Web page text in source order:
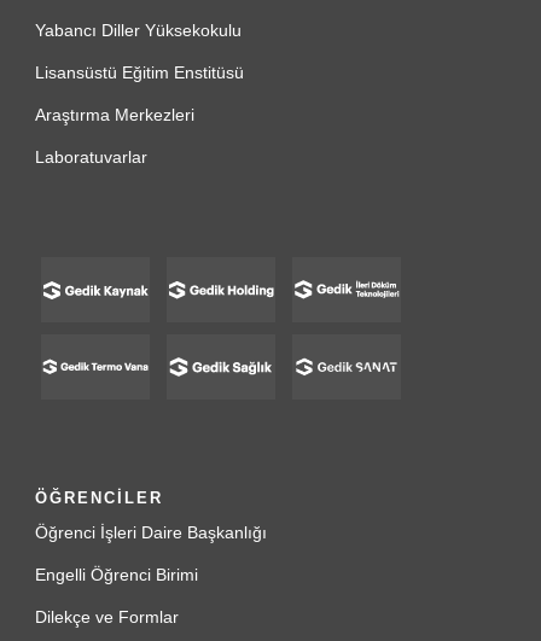
Yabancı Diller Yüksekokulu
Lisansüstü Eğitim Enstitüsü
Araştırma Merkezleri
Laboratuvarlar
ÖĞRENCİLER
Öğrenci İşleri Daire Başkanlığı
Engelli Öğrenci Birimi
Dilekçe ve Formlar